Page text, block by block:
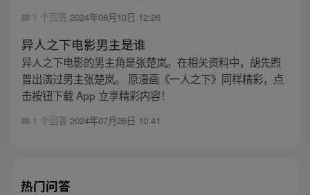
1 个回答 2024年08月10日 12:26
异人之下电影男主是谁
异人之下电影的男主角是张楚岚。在相关资料中，胡先煦
曾出演过男主张楚岚。 原漫画《一人之下》同样精彩，点
击按钮下载 App 立享精彩内容！
1 个回答 2024年07月26日 10:41
热门问答